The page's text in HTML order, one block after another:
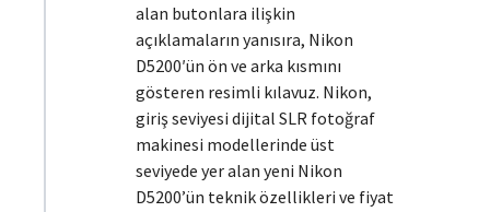
alan butonlara ilişkin
açıklamaların yanısıra, Nikon
D5200′ün ön ve arka kısmını
gösteren resimli kılavuz. Nikon,
giriş seviyesi dijital SLR fotoğraf
makinesi modellerinde üst
seviyede yer alan yeni Nikon
D5200’ün teknik özellikleri ve fiyat